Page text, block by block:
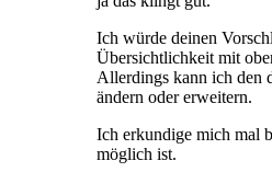
Ich würde deinen
Übersichtlichkeit mit
Allerdings kann ich den
ändern oder erweitern.
Ich erkundige mich mal
möglich ist.